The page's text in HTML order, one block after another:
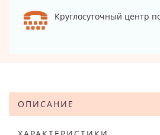
Круглосуточный центр
ОПИСАНИЕ